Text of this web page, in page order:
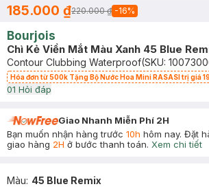
185.000 ₫220.000 ₫ -16%
Bourjois
Chì Kẻ Viền Mắt Màu Xanh 45 Blue
Contour Clubbing Waterproof(SKU:
Hóa đơn từ 500k Tặng Bộ Nước Hoa Mini RASASI trị giá
01 Hỏi đáp
Giao Nhanh Miễn Phí 2H
Bạn muốn nhận hàng trước 10h hôm nay. Đặt
giao hàng 2H ở bước thanh toán. Xem chi tiết
Màu: 45 Blue Remix